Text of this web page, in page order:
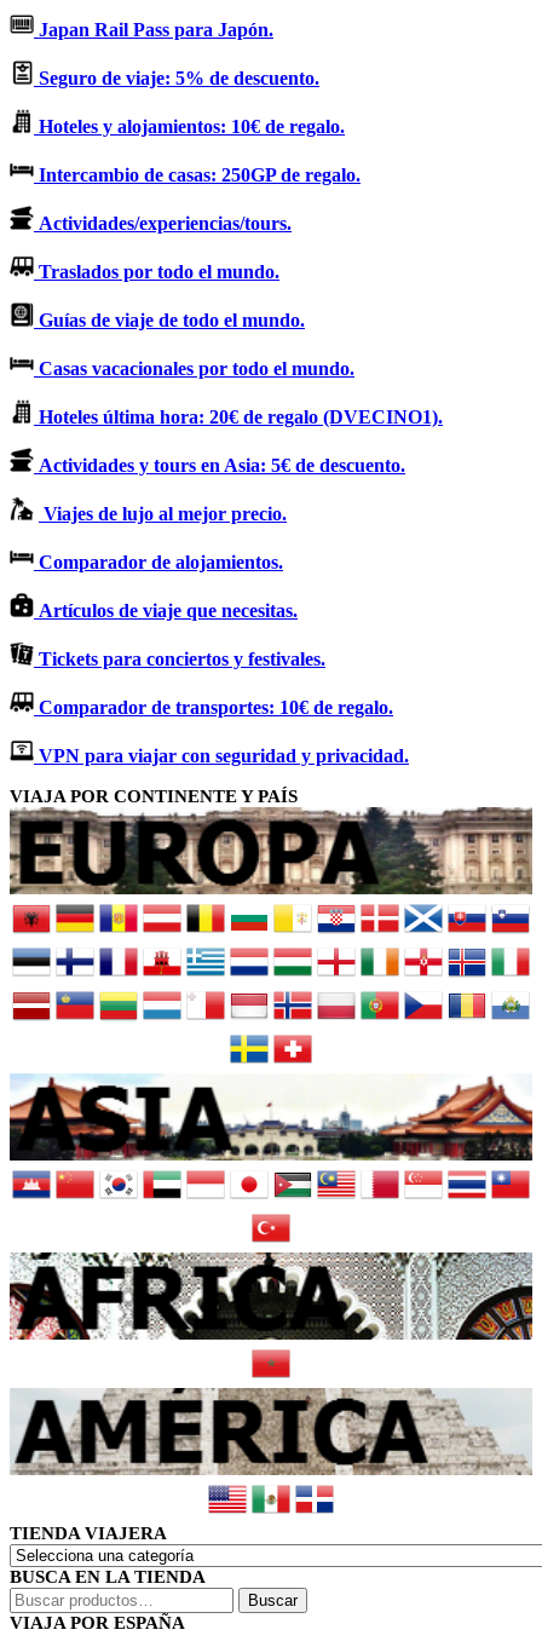
Japan Rail Pass para Japón.
Seguro de viaje: 5% de descuento.
Hoteles y alojamientos: 10€ de regalo.
Intercambio de casas: 250GP de regalo.
Actividades/experiencias/tours.
Traslados por todo el mundo.
Guías de viaje de todo el mundo.
Casas vacacionales por todo el mundo.
Hoteles última hora: 20€ de regalo (DVECINO1).
Actividades y tours en Asia: 5€ de descuento.
Viajes de lujo al mejor precio.
Comparador de alojamientos.
Artículos de viaje que necesitas.
Tickets para conciertos y festivales.
Comparador de transportes: 10€ de regalo.
VPN para viajar con seguridad y privacidad.
VIAJA POR CONTINENTE Y PAÍS
TIENDA VIAJERA
BUSCA EN LA TIENDA
Buscar
por:
Buscar
VIAJA POR ESPAÑA